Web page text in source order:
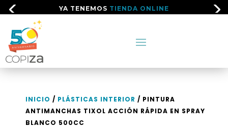
YA TENEMOS TIENDA ONLINE
INICIO / PLÁSTICAS INTERIOR / PINTURA
ANTIMANCHAS TIXOL ACCIÓN RÁPIDA EN SPRAY
BLANCO 500CC